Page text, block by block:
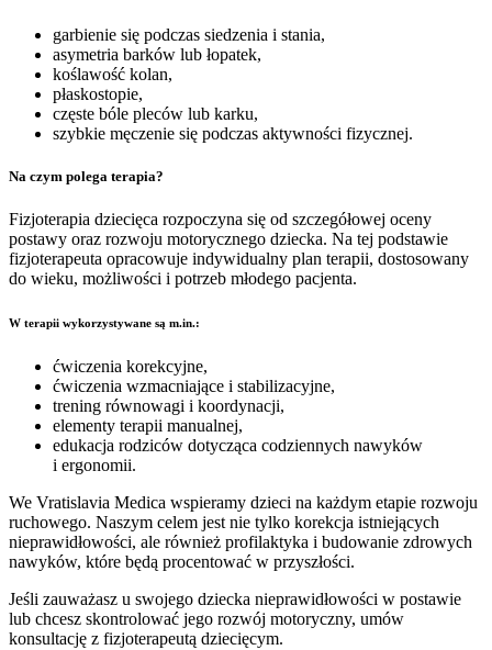
garbienie się podczas siedzenia i stania,
asymetria barków lub łopatek,
koślawość kolan,
płaskostopie,
częste bóle pleców lub karku,
szybkie męczenie się podczas aktywności fizycznej.
Na czym polega terapia?
Fizjoterapia dziecięca rozpoczyna się od szczegółowej oceny
postawy oraz rozwoju motorycznego dziecka. Na tej podstawie
fizjoterapeuta opracowuje indywidualny plan terapii, dostosowany
do wieku, możliwości i potrzeb młodego pacjenta.
W terapii wykorzystywane są m.in.:
ćwiczenia korekcyjne,
ćwiczenia wzmacniające i stabilizacyjne,
trening równowagi i koordynacji,
elementy terapii manualnej,
edukacja rodziców dotycząca codziennych nawyków
i ergonomii.
We Vratislavia Medica wspieramy dzieci na każdym etapie rozwoju
ruchowego. Naszym celem jest nie tylko korekcja istniejących
nieprawidłowości, ale również profilaktyka i budowanie zdrowych
nawyków, które będą procentować w przyszłości.
Jeśli zauważasz u swojego dziecka nieprawidłowości w postawie
lub chcesz skontrolować jego rozwój motoryczny, umów
konsultację z fizjoterapeutą dziecięcym.